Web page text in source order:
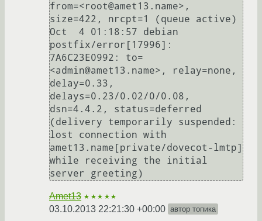
from=<root@amet13.name>,
size=422, nrcpt=1 (queue active)
Oct  4 01:18:57 debian
postfix/error[17996]:
7A6C23E0992: to=
<admin@amet13.name>, relay=none,
delay=0.33,
delays=0.23/0.02/0/0.08,
dsn=4.4.2, status=deferred
(delivery temporarily suspended:
lost connection with
amet13.name[private/dovecot-lmtp]
while receiving the initial
server greeting)
Amet13 ★★★★★
03.10.2013 22:21:30 +00:00 автор топика